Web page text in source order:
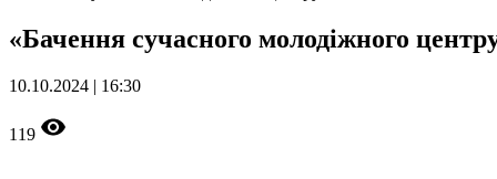
«Бачення сучасного молодіжного
10.10.2024 | 16:30
119